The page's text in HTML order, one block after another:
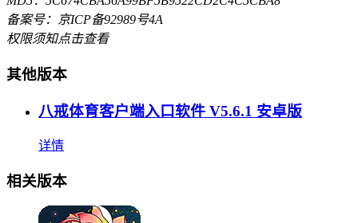
备案号：京ICP备92989号4A
权限须知点击查看
其他版本
八戒体育客户端入口软件 V5.6.1 安卓版
详情
相关版本